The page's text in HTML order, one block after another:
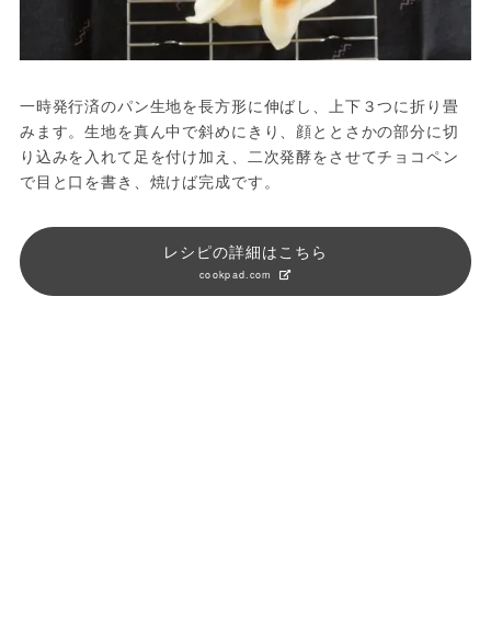
一時発行済のパン生地を長方形に伸ばし、上下３つに折り畳
みます。生地を真ん中で斜めにきり、顔ととさかの部分に切
り込みを入れて足を付け加え、二次発酵をさせてチョコペン
で目と口を書き、焼けば完成です。
レシピの詳細はこちら
cookpad.com